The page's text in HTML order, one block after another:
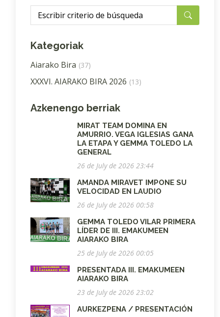
Kategoriak
Aiarako Bira (37)
XXXVI. AIARAKO BIRA 2026 (13)
Azkenengo berriak
MIRAT TEAM DOMINA EN
AMURRIO. VEGA IGLESIAS GANA
LA ETAPA Y GEMMA TOLEDO LA
GENERAL
26 de July de 2026 23:44
AMANDA MIRAVET IMPONE SU
VELOCIDAD EN LAUDIO
26 de July de 2026 00:58
GEMMA TOLEDO VILAR PRIMERA
LÍDER DE III. EMAKUMEEN
AIARAKO BIRA
25 de July de 2026 00:05
PRESENTADA III. EMAKUMEEN
AIARAKO BIRA
23 de July de 2026 23:02
AURKEZPENA / PRESENTACIÓN